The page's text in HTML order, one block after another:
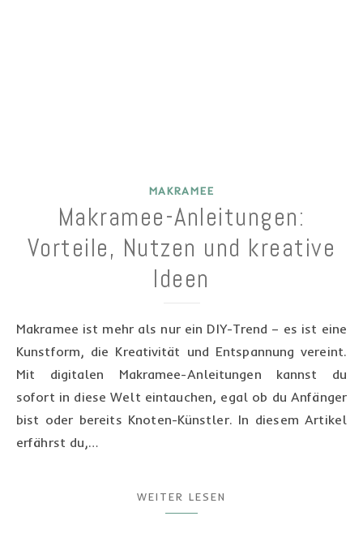
MAKRAMEE
Makramee-Anleitungen:
Vorteile, Nutzen und kreative
Ideen
Makramee ist mehr als nur ein DIY-Trend – es ist eine
Kunstform, die Kreativität und Entspannung vereint.
Mit digitalen Makramee-Anleitungen kannst du
sofort in diese Welt eintauchen, egal ob du Anfänger
bist oder bereits Knoten-Künstler. In diesem Artikel
erfährst du,…
WEITER LESEN